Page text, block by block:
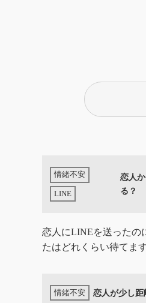
恋人
る？
恋人にLINEを送ったの
たはどれくらい待てま
恋人が少し距